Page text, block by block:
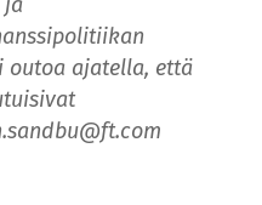
outoa ajatella, että